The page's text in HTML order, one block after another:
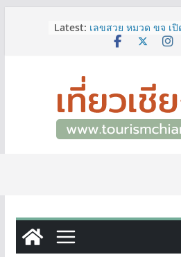
Latest: เลขสวย หมวด ขจ เ
แล้ววันนี้ เลขเด่น เล
จ.เชียงราย ที่ไม่ควรพ
12–16 ส.ค.นี้ เตรียม
ยิ่งใหญ่แห่งปี “อุตสา
ตะวันออก 2026”
ผู้ว่าฯ เชียงราย เยี่ยม
“Feel All the
เก็บแสตมป์ครบ แล้